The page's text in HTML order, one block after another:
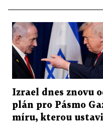
Izrael dnes znovu
plán pro Pásmo
míru, kterou